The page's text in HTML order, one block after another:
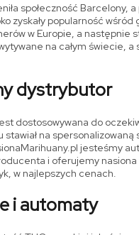
społeczność Barcelony, a
zyskały popularność wśród
w Europie, a następnie
na całym świecie, a
dystrybutor
dostosowywana do
na spersonalizowaną
jesteśmy
i oferujemy nasiona
w najlepszych cenach.
i automaty